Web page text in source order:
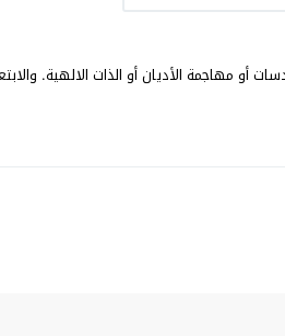
أو مهاجمة الأديان أو الذات الالهية.